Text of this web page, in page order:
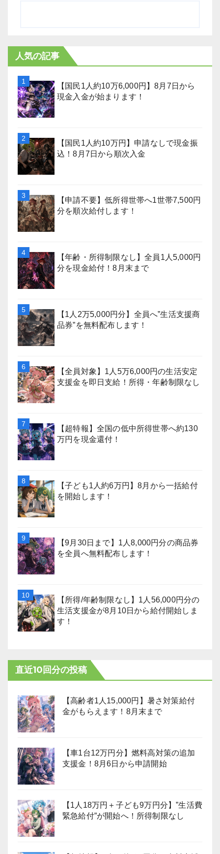
人気の記事
【国民1人約10万6,000円】8月7日から
現金入金が始まります！
【国民1人約10万円】申請なしで現金振
込！8月7日から順次入金
【申請不要】低所得世帯へ1世帯7,500円
分を順次給付します！
【年齢・所得制限なし】全員1人5,000円
分を現金給付！8月末まで
【1人2万5,000円分】全員へ”生活支援商
品券”を無料配布します！
【全員対象】1人5万6,000円の生活安定
支援金を即日支給！所得・年齢制限なし
【超特報】全国の低中所得世帯へ約130
万円を現金還付！
【子ども1人約6万円】8月から一括給付
を開始します！
【9月30日まで】1人8,000円分の商品券
を全員へ無料配布します！
【所得/年齢制限なし】1人56,000円分の
生活支援金が8月10日から給付開始しま
す！
直近10回分の投稿
【高齢者1人15,000円】暑さ対策給付
金がもらえます！8月末まで
【車1台12万円分】燃料高対策の追加
支援金！8月6日から申請開始
【1人18万円＋子ども9万円分】”生活費
緊急給付”が開始へ！所得制限なし